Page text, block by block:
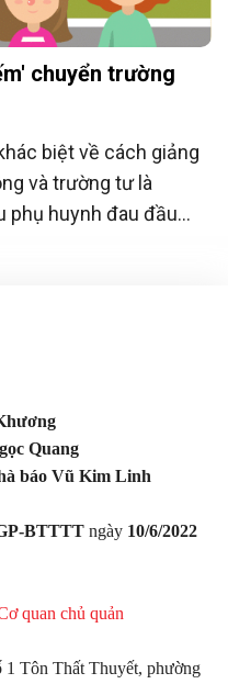
chuyển trường
biệt về cách giảng
và trường tư là
phụ huynh đau đầu
trường học cho con
Quang
báo Vũ Kim Linh
BTTTT ngày 10/6/2022
quan chủ quản
1 Tôn Thất Thuyết, phường